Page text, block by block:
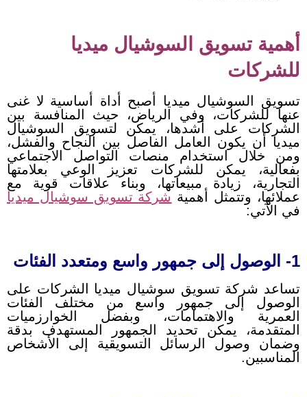
أهمية تسويق السوشيال ميديا
للشركات
تسويق السوشيال ميديا أصبح أداة أساسية لا غنى
عنها للشركات، وفي الرياض، حيث المنافسة بين
الشركات على أشدها، يمكن لتسويق السوشيال
ميديا أن يكون العامل الفاصل بين النجاح والفشل،
ومن خلال استخدام منصات التواصل الاجتماعي
بفعالية، يمكن للشركات تعزيز الوعي بعلامتها
التجارية، زيادة مبيعاتها، وبناء علاقات قوية مع
عملائها، وتتمثل أهمية شركة تسويق سوشيال ميديا
في الآتي:
1- الوصول إلى جمهور واسع ومتعدد الفئات
تساعد شركة تسويق سوشيال ميديا الشركات على
الوصول إلى جمهور واسع من مختلف الفئات
العمرية والاهتمامات، وبفضل الخوارزميات
المتقدمة، يمكن تحديد الجمهور المستهدف بدقة
وضمان وصول الرسائل التسويقية إلى الأشخاص
المناسبين.